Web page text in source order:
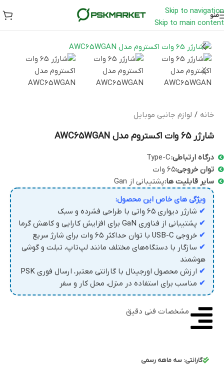
Skip to navigation
Skip to main content
منو
خانه / لوازم جانبی موبایل
شارژر 65 وات اکستروم مدل AWC65WGAN
درگاه ارتباطی:
توان خروجی:۶۵ وات
سایر قابلیت ها:پشتیبانی از Gan
ویژگی های خاص این محصول:
✔ شارژر دیواری ۶۵ واتی با طراحی فشرده و سبک
✔ پشتیبانی از فناوری GaN برای افزایش کارایی و کاهش گرما
✔ خروجی USB-C با توان حداکثر ۶۵ وات برای شارژ سریع
✔ سازگار با دستگاه‌های مختلف مانند لپ‌تاپ، تبلت و گوشی
هوشمند
✔ ارزش محصول اورجینال با گارانتی معتبر، ارسال فوری PSK
✔ مناسب برای استفاده در منزل، محل کار و سفر
مشخصات فنی دقیق
گارانتی: سه ماهه رسمی